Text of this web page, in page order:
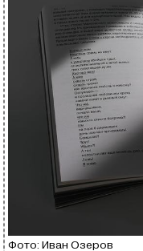
Фото: Иван Озеров